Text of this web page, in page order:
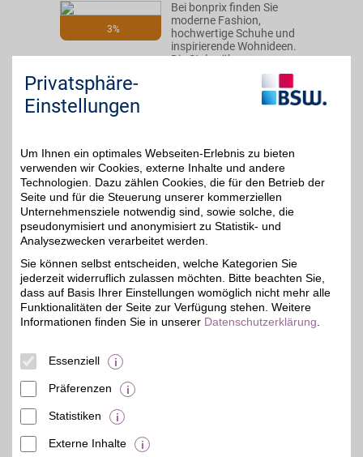
3%
Bei bonprix finden Sie
moderne Fashion,
hochwertige Schuhe und
inspirierende Wohnideen.
Die Styles überzeugen
durch Qualität und
Vielfalt. Entdecken Sie
angesagte Trends, die zu
Zum Partnerprofil
bis zu 4%
MUSTANG
Bei der Lifestylemarke
perfekter Passform und
Qualität sowie Bekleidung
und Schuhe für Frauen
und Männer online
bestellen. Mit BSW-Vorteil
Privatsphäre-
Einstellungen
Um Ihnen ein optimales Webseiten-Erlebnis zu bieten
verwenden wir Cookies, externe Inhalte und andere
Technologien. Dazu zählen Cookies, die für den Betrieb der
Seite und für die Steuerung unserer kommerziellen
Unternehmensziele notwendig sind, sowie solche, die
pseudonymisiert und anonymisiert zu Statistik- und
Analysezwecken verarbeitet werden.
Sie können selbst entscheiden, welche Kategorien Sie
jederzeit widerruflich zulassen möchten. Bitte beachten Sie,
dass auf Basis Ihrer Einstellungen womöglich nicht mehr alle
Funktionalitäten der Seite zur Verfügung stehen. Weitere
Informationen finden Sie in unserer Datenschutzerklärung
Essenziell
Präferenzen
Statistiken
Externe Inhalte